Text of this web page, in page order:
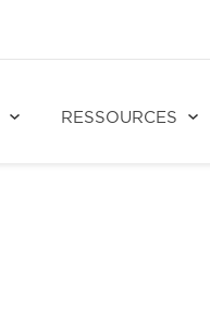
RESSOURCES